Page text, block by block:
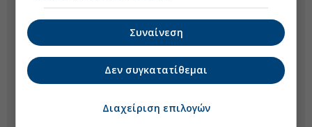
Συναίνεση
Δεν συγκατατίθεμαι
Διαχείριση επιλογών